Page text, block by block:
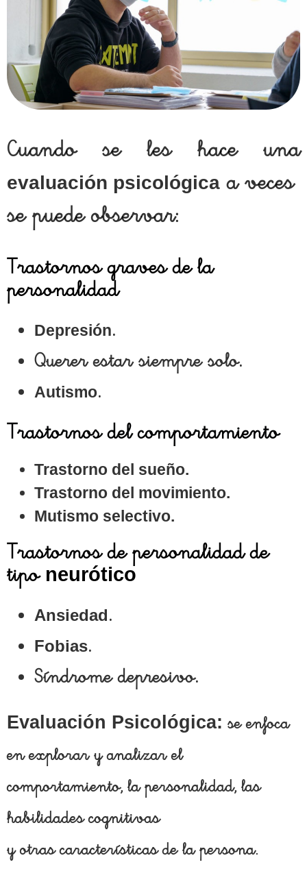
Cuando se les hace una
evaluación psicológica a veces
se puede observar:
Trastornos graves de la
personalidad
Depresión.
Querer estar siempre solo.
Autismo.
Trastornos del comportamiento
Trastorno del sueño.
Trastorno del movimiento.
Mutismo selectivo.
Trastornos de personalidad de
tipo neurótico
Ansiedad.
Fobias.
Síndrome depresivo.
Evaluación Psicológica: se enfoca
en explorar y analizar el
comportamiento, la personalidad, las
habilidades cognitivas
y otras características de la persona.